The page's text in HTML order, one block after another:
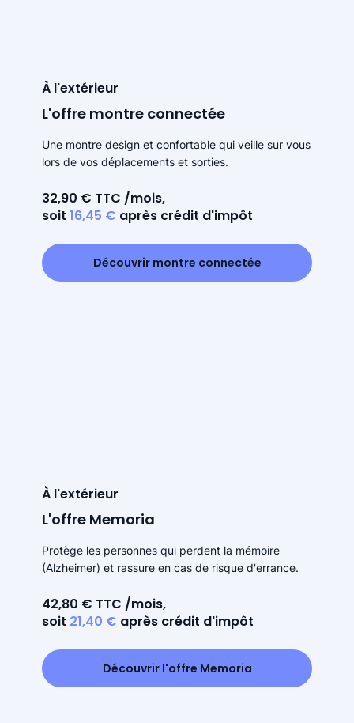
À l'extérieur
L'offre montre connectée
Une montre design et confortable qui veille sur vous
lors de vos déplacements et sorties.
32,90 € TTC /mois,
soit 16,45 € après crédit d'impôt
Découvrir montre connectée
À l'extérieur
L'offre Memoria
Protège les personnes qui perdent la mémoire
(Alzheimer) et rassure en cas de risque d'errance.
42,80 € TTC /mois,
soit 21,40 € après crédit d'impôt
Découvrir l'offre Memoria